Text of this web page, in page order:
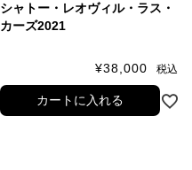
シャトー・レオヴィル・ラス・
カーズ2021
¥38,000 税込
カートに入れる